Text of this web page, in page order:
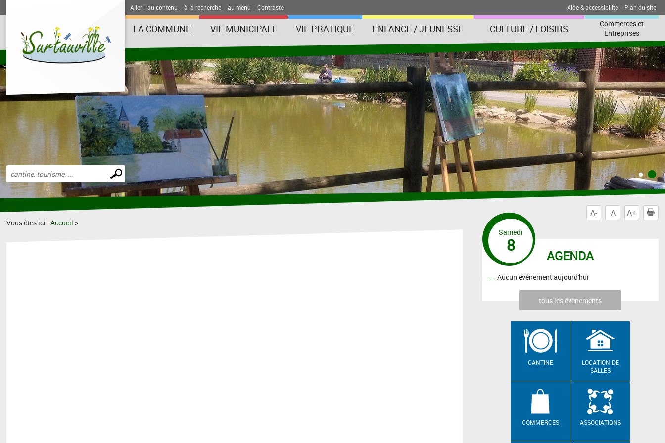
Aller : au contenu - à la recherche - au menu | Contraste Aide & accessibilité | Plan du site
LA COMMUNE VIE MUNICIPALE VIE PRATIQUE ENFANCE / JEUNESSE CULTURE / LOISIRS
Commerces et
Entreprises
Effectuer
une
recherche
A- A A+
Vous êtes ici :Accueil >
AGENDA
Samedi
8
Aucun événement aujourd'hui
tous les évènements
CANTINE
LOCATION DE
SALLES
COMMERCES ASSOCIATIONS